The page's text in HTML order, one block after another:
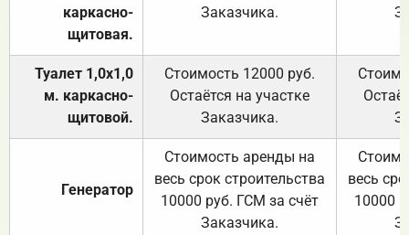
каркасно-
щитовая.
Заказчика.
Туалет 1,0х1,0
м. каркасно-
щитовой.
Стоимость 12000 руб.
Остаётся на участке
Заказчика.
Генератор
Стоимость аренды на
весь срок строительства
10000 руб. ГСМ за счёт
Заказчика.
весь
10000